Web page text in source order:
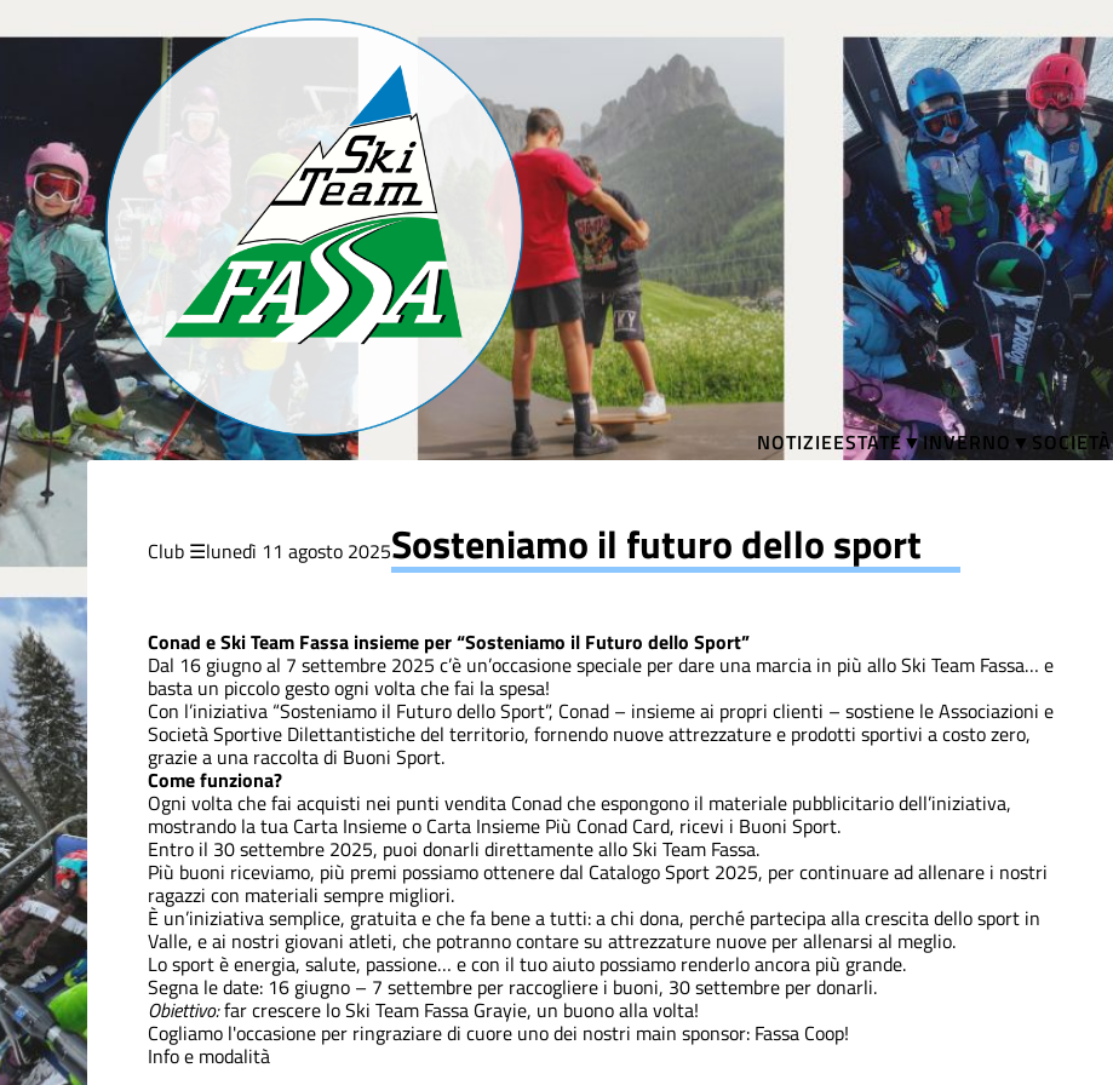
NOTIZIEESTATE INVERNO SOCIETÀ
Club lunedì 11 agosto 2025Sosteniamo il futuro dello sport
Conad e Ski Team Fassa insieme per “Sosteniamo il Futuro dello Sport”
Dal 16 giugno al 7 settembre 2025 c’è un’occasione speciale per dare una marcia in più allo Ski Team Fassa… e
basta un piccolo gesto ogni volta che fai la spesa!
Con l’iniziativa “Sosteniamo il Futuro dello Sport”, Conad – insieme ai propri clienti – sostiene le Associazioni e
Società Sportive Dilettantistiche del territorio, fornendo nuove attrezzature e prodotti sportivi a costo zero,
grazie a una raccolta di Buoni Sport.
Come funziona?
Ogni volta che fai acquisti nei punti vendita Conad che espongono il materiale pubblicitario dell’iniziativa,
mostrando la tua Carta Insieme o Carta Insieme Più Conad Card, ricevi i Buoni Sport.
Entro il 30 settembre 2025, puoi donarli direttamente allo Ski Team Fassa.
Più buoni riceviamo, più premi possiamo ottenere dal Catalogo Sport 2025, per continuare ad allenare i nostri
ragazzi con materiali sempre migliori.
È un’iniziativa semplice, gratuita e che fa bene a tutti: a chi dona, perché partecipa alla crescita dello sport in
Valle, e ai nostri giovani atleti, che potranno contare su attrezzature nuove per allenarsi al meglio.
Lo sport è energia, salute, passione… e con il tuo aiuto possiamo renderlo ancora più grande.
Segna le date: 16 giugno – 7 settembre per raccogliere i buoni, 30 settembre per donarli.
Obiettivo:far crescere lo Ski Team Fassa Grayie, un buono alla volta!
Cogliamo l'occasione per ringraziare di cuore uno dei nostri main sponsor: Fassa Coop!
Info e modalità
delle
Azzurri
Club
Coppa
Europa
Corsi
Corsi estivi
Corsi
inverno
Divise
Divise
Eventi
freeski
Gare